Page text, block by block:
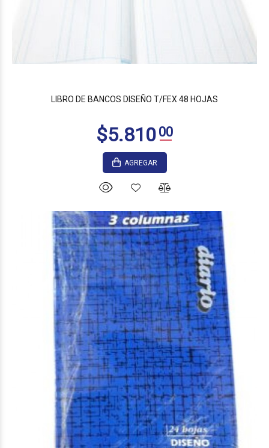
LIBRO DE BANCOS DISEÑO T/FEX 48 HOJAS
AGREGAR